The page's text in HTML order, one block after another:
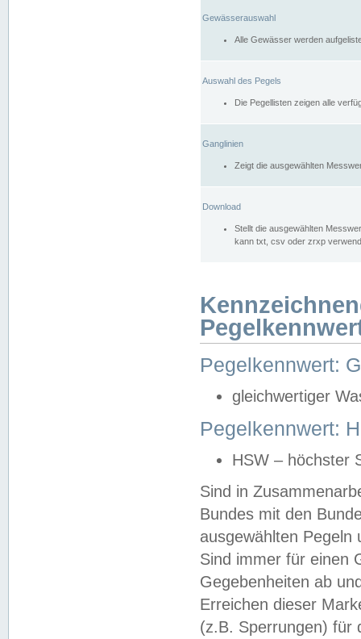
Gewässerauswahl
Alle Gewässer werden
Auswahl des Pegels
Die Pegellisten zeigen alle
Ganglinien
Zeigt die ausgewählten
Download
Stellt die ausgewählten
kann txt, csv oder zrxp
Pegelkennwert:
gleichwertiger
Pegelkennwert:
HSW – höchster
Sind in
Bundes mit den
ausgewählten
Sind immer für einen
Gegebenheiten ab
Erreichen dieser
(z.B. Sperrungen) für